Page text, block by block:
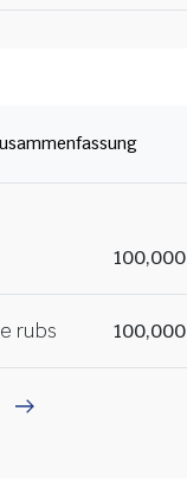
100,000
rubs 100,000